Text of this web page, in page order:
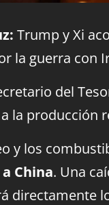
Trump y Xi
la guerra con
del
la producción
y los
China. Una
directamente